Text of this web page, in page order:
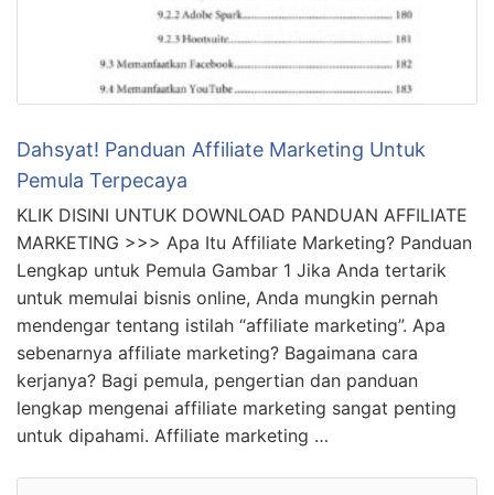
Dahsyat! Panduan Affiliate Marketing Untuk
Pemula Terpecaya
KLIK DISINI UNTUK DOWNLOAD PANDUAN AFFILIATE
MARKETING >>> Apa Itu Affiliate Marketing? Panduan
Lengkap untuk Pemula Gambar 1 Jika Anda tertarik
untuk memulai bisnis online, Anda mungkin pernah
mendengar tentang istilah “affiliate marketing”. Apa
sebenarnya affiliate marketing? Bagaimana cara
kerjanya? Bagi pemula, pengertian dan panduan
lengkap mengenai affiliate marketing sangat penting
untuk dipahami. Affiliate marketing …